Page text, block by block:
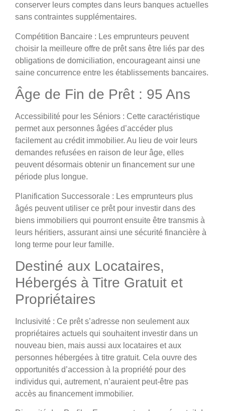
conserver leurs comptes dans leurs banques actuelles
sans contraintes supplémentaires.
Compétition Bancaire : Les emprunteurs peuvent
choisir la meilleure offre de prêt sans être liés par des
obligations de domiciliation, encourageant ainsi une
saine concurrence entre les établissements bancaires.
Âge de Fin de Prêt : 95 Ans
Accessibilité pour les Séniors : Cette caractéristique
permet aux personnes âgées d’accéder plus
facilement au crédit immobilier. Au lieu de voir leurs
demandes refusées en raison de leur âge, elles
peuvent désormais obtenir un financement sur une
période plus longue.
Planification Successorale : Les emprunteurs plus
âgés peuvent utiliser ce prêt pour investir dans des
biens immobiliers qui pourront ensuite être transmis à
leurs héritiers, assurant ainsi une sécurité financière à
long terme pour leur famille.
Destiné aux Locataires,
Hébergés à Titre Gratuit et
Propriétaires
Inclusivité : Ce prêt s’adresse non seulement aux
propriétaires actuels qui souhaitent investir dans un
nouveau bien, mais aussi aux locataires et aux
personnes hébergées à titre gratuit. Cela ouvre des
opportunités d’accession à la propriété pour des
individus qui, autrement, n’auraient peut-être pas
accès au financement immobilier.